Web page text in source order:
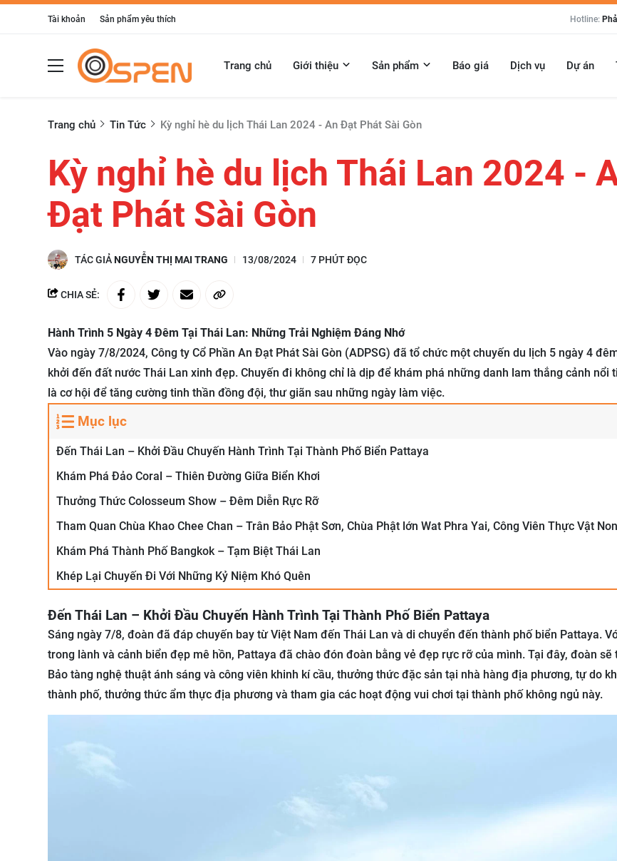
Tài khoản Sản phẩm yêu thích Hotline:
Trang chủ Giới thiệu Sản phẩm Báo giá Dịch vụ Dự án
Trang chủ Tin Tức Kỳ nghỉ hè du lịch Thái Lan 2024 - An Đạt Phát Sài Gòn
Kỳ nghỉ hè du lịch Thái Lan 2024 -
Đạt Phát Sài Gòn
TÁC GIẢNGUYỄN THỊ MAI TRANG 13/08/2024 7 PHÚT ĐỌC
CHIA SẺ:
Hành Trình 5 Ngày 4 Đêm Tại Thái Lan: Những Trải Nghiệm Đáng Nhớ
Vào ngày 7/8/2024, Công ty Cổ Phần An Đạt Phát Sài Gòn (ADPSG) đã tổ chức một chuyến du lịch 5 ngày 4
khởi đến đất nước Thái Lan xinh đẹp. Chuyến đi không chỉ là dịp để khám phá những danh lam thắng cảnh nổi
là cơ hội để tăng cường tinh thần đồng đội, thư giãn sau những ngày làm việc.
Mục lục
Đến Thái Lan – Khởi Đầu Chuyến Hành Trình Tại Thành Phố Biển Pattaya
Khám Phá Đảo Coral – Thiên Đường Giữa Biển Khơi
Thưởng Thức Colosseum Show – Đêm Diễn Rực Rỡ
Tham Quan Chùa Khao Chee Chan – Trân Bảo Phật Sơn, Chùa Phật lớn Wat Phra Yai, Công Viên Thực Vật
Khám Phá Thành Phố Bangkok – Tạm Biệt Thái Lan
Khép Lại Chuyến Đi Với Những Kỷ Niệm Khó Quên
Đến Thái Lan – Khởi Đầu Chuyến Hành Trình Tại Thành Phố Biển Pattaya
Sáng ngày 7/8, đoàn đã đáp chuyến bay từ Việt Nam đến Thái Lan và di chuyển đến thành phố biển Pattaya.
trong lành và cảnh biển đẹp mê hồn, Pattaya đã chào đón đoàn bằng vẻ đẹp rực rỡ của mình. Tại đây, đoàn sẽ
Bảo tàng nghệ thuật ánh sáng và công viên khinh kí cầu, thưởng thức đặc sản tại nhà hàng địa phương, tự do
thành phố, thưởng thức ẩm thực địa phương và tham gia các hoạt động vui chơi tại thành phố không ngủ này.